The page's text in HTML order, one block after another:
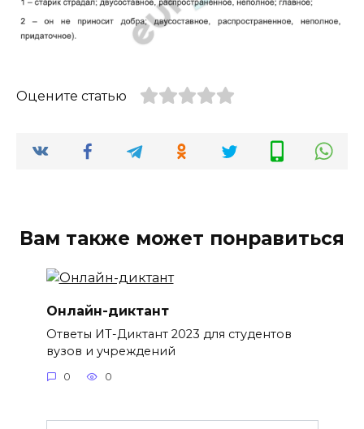
Оцените статью
Вам также может понравиться
Онлайн-диктант
Ответы ИТ-Диктант 2023 для студентов
вузов и учреждений
0 0